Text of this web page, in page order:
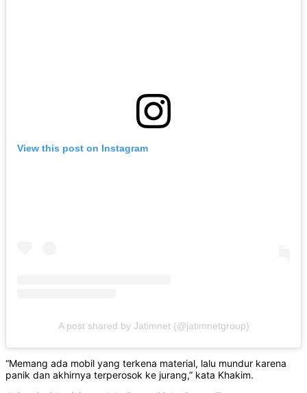
View this post on Instagram
A post shared by Jatimnet (@jatimnetgroup)
“Memang ada mobil yang terkena material, lalu mundur karena
panik dan akhirnya terperosok ke jurang,” kata Khakim.